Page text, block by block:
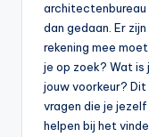
architectenbureau
dan gedaan. Er
rekening mee
je op zoek? Wat
jouw voorkeur?
vragen die je
helpen bij het